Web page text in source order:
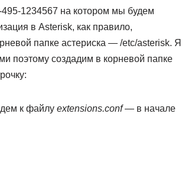
1234567 на котором мы будем
в Asterisk, как правило,
папке астериска — /etc/asterisk. Я
поэтому создадим в корневой папке
к файлу extensions.conf— в начале